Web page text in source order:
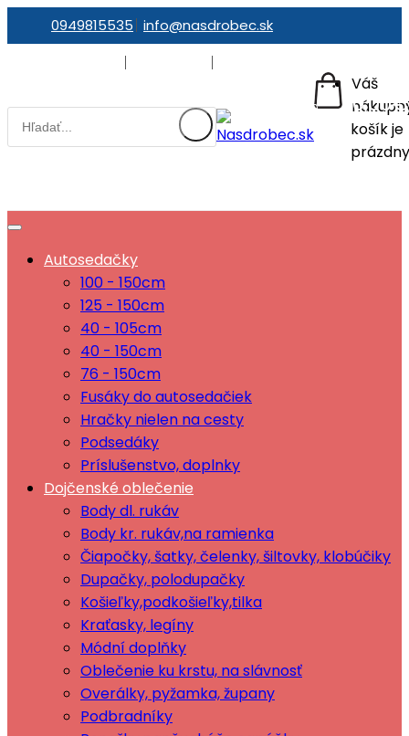
0949815535 info@nasdrobec.sk
0 0,00€
Váš
košík je
Autosedačky
100 - 150cm
125 - 150cm
40 - 105cm
40 - 150cm
76 - 150cm
Fusáky do autosedačiek
Hračky nielen na cesty
Podsedáky
Príslušenstvo, doplnky
Dojčenské oblečenie
Body dl. rukáv
Body kr. rukáv,na ramienka
Čiapočky, šatky, čelenky, šiltovky, klobúčiky
Dupačky, polodupačky
Košieľky,podkošieľky,tilka
Kraťasky, legíny
Módní doplňky
Oblečenie ku krstu, na slávnosť
Overálky, pyžamka, župany
Podbradníky